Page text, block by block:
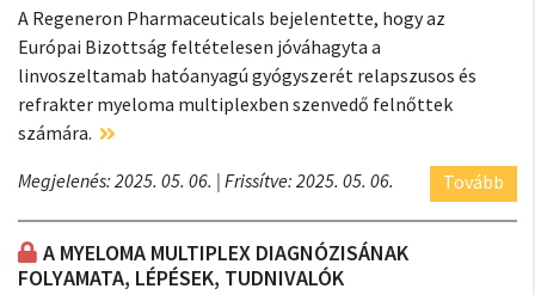
A Regeneron Pharmaceuticals bejelentette, hogy az
Európai Bizottság feltételesen jóváhagyta a
linvoszeltamab hatóanyagú gyógyszerét relapszusos és
refrakter myeloma multiplexben szenvedő felnőttek
számára.
Megjelenés: 2025. 05. 06. | Frissítve: 2025. 05. 06. Tovább
A MYELOMA MULTIPLEX DIAGNÓZISÁNAK
FOLYAMATA, LÉPÉSEK, TUDNIVALÓK